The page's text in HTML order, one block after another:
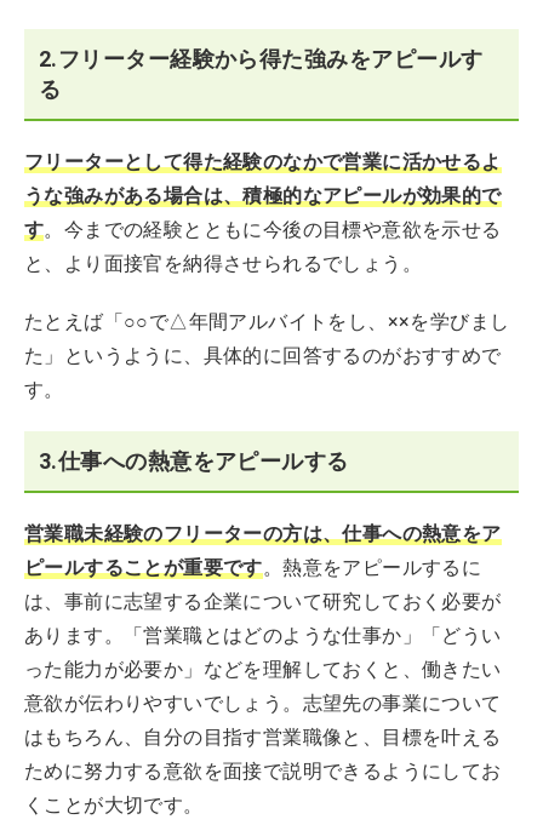
2.フリーター経験から得た強みをアピールす
る
フリーターとして得た経験のなかで営業に活かせるよ
うな強みがある場合は、積極的なアピールが効果的で
す。今までの経験とともに今後の目標や意欲を示せる
と、より面接官を納得させられるでしょう。
たとえば「○○で△年間アルバイトをし、××を学びまし
た」というように、具体的に回答するのがおすすめで
す。
3.仕事への熱意をアピールする
営業職未経験のフリーターの方は、仕事への熱意をア
ピールすることが重要です。熱意をアピールするに
は、事前に志望する企業について研究しておく必要が
あります。「営業職とはどのような仕事か」「どうい
った能力が必要か」などを理解しておくと、働きたい
意欲が伝わりやすいでしょう。志望先の事業について
はもちろん、自分の目指す営業職像と、目標を叶える
ために努力する意欲を面接で説明できるようにしてお
くことが大切です。